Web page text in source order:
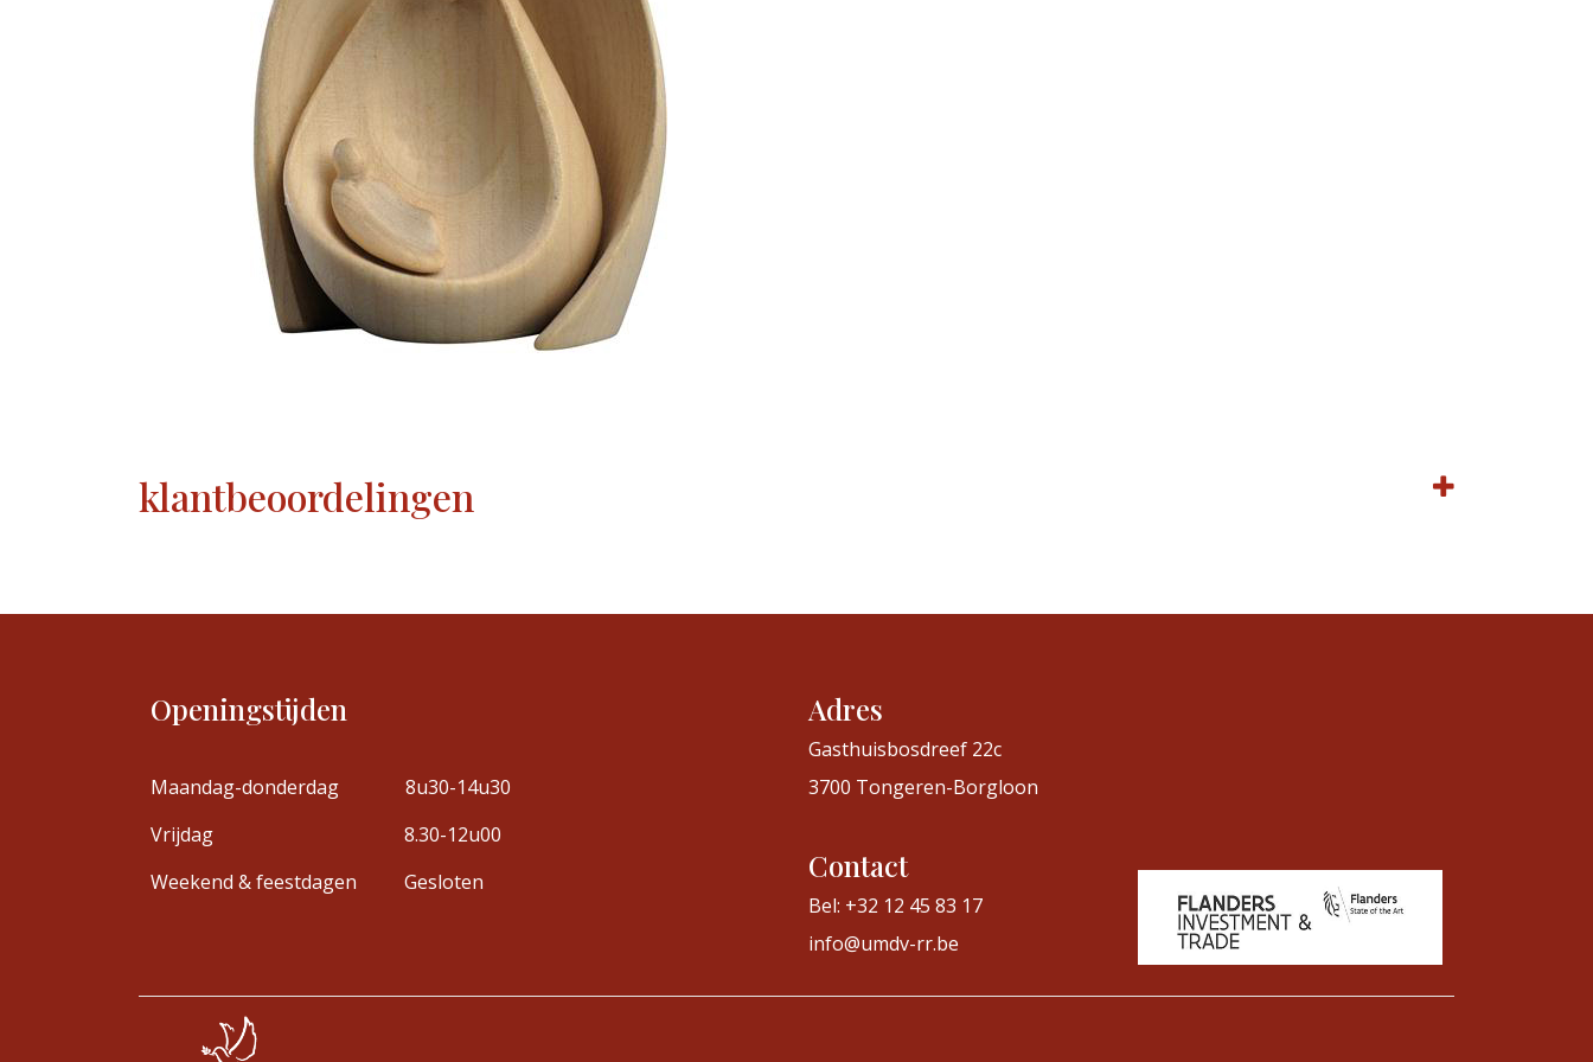
klantbeoordelingen
Openingstijden
Maandag-donderdag
8u30-14u30
Vrijdag
8.30-12u00
Weekend & feestdagen
Gesloten
Adres
Gasthuisbosdreef 22c
3700 Tongeren-Borgloon
Contact
Bel: +32 12 45 83 17
info@umdv-rr.be